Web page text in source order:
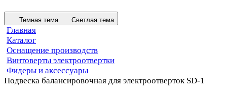
Темная тема Светлая тема
Главная
Каталог
Оснащение производств
Винтоверты электроотвертки
Фидеры и аксессуары
Подвеска балансировочная для электроотверток SD-1